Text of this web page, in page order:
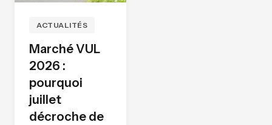
ACTUALITÉS
Marché VUL
2026 :
pourquoi
juillet
décroche de